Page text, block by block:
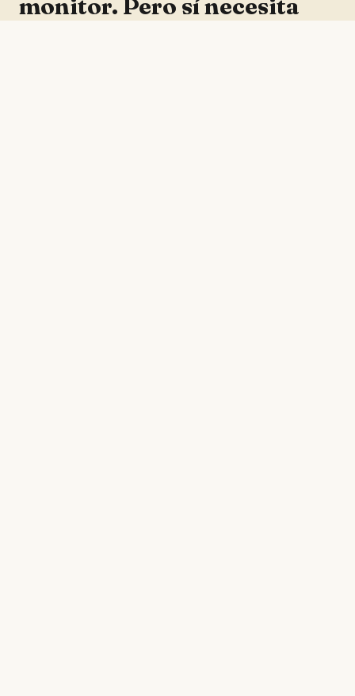
monitor. Pero sí necesita